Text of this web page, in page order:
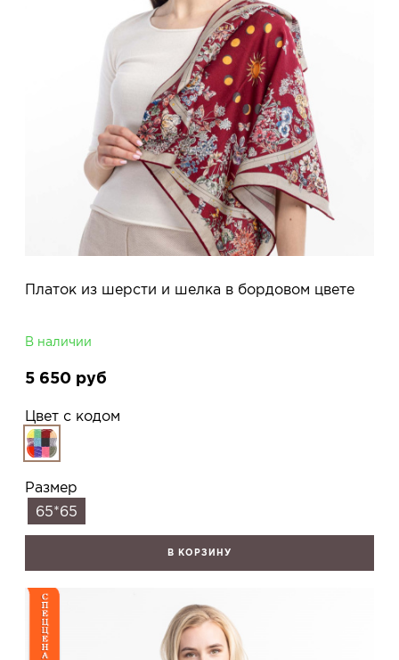
Платок из шерсти и шелка в бордовом цвете
В наличии
5 650 руб
Цвет с кодом
Размер
65*65
В КОРЗИНУ